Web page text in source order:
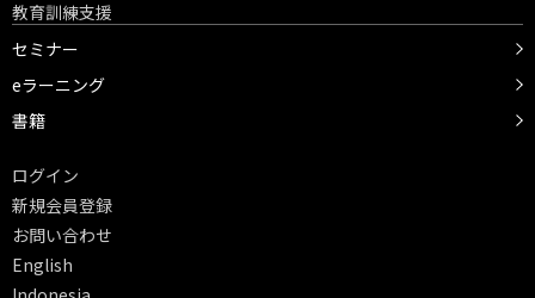
教育訓練支援
セミナー
eラーニング
書籍
ログイン
新規会員登録
お問い合わせ
English